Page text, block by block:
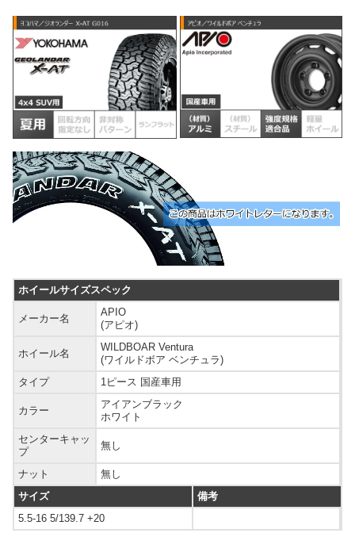
ホイールサイズスペック
メーカー名
APIO
(アピオ)
ホイール名
WILDBOAR Ventura
(ワイルドボア ベンチュラ)
タイプ
1ピース 国産車用
カラー
アイアンブラック
ホワイト
センターキャッ
プ
無し
ナット
無し
サイズ
備考
5.5-16 5/139.7 +20